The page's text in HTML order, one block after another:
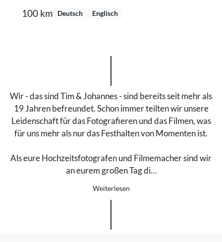
100 km Deutsch Englisch
Wir - das sind Tim & Johannes - sind bereits seit mehr als
19 Jahren befreundet. Schon immer teilten wir unsere
Leidenschaft für das Fotografieren und das Filmen, was
für uns mehr als nur das Festhalten von Momenten ist.
Als eure Hochzeitsfotografen und Filmemacher sind wir
an eurem großen Tag di…
Weiterlesen